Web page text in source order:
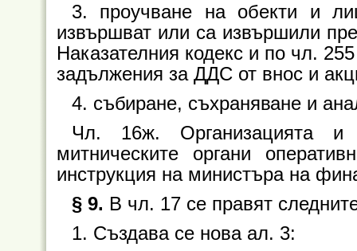
3. проучване на обекти и
извършват или са извършили
Наказателния кодекс и по чл.
задължения за ДДС от внос и
4. събиране, съхраняване и
Чл. 16ж. Организацията и
митническите органи
инструкция на министъра на
§ 9. В чл. 17 се правят
1. Създава се нова ал. 3: